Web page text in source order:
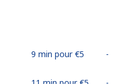
9 min pour ⁦€5⁩ -